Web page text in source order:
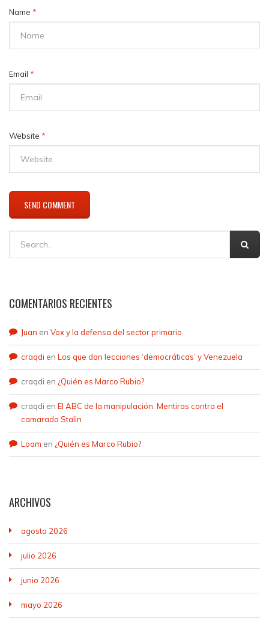
Name *
Email *
Website *
COMENTARIOS RECIENTES
Juan en Vox y la defensa del sector primario
craqdi en Los que dan lecciones ‘democráticas’ y Venezuela
craqdi en ¿Quién es Marco Rubio?
craqdi en El ABC de la manipulación. Mentiras contra el
camarada Stalin
Loam en ¿Quién es Marco Rubio?
ARCHIVOS
agosto 2026
julio 2026
junio 2026
mayo 2026